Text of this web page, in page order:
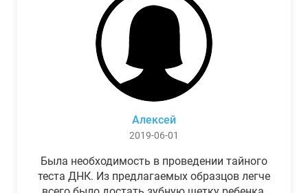
Алексей
2019-06-01
Была необходимость в проведении тайного
теста ДНК. Из предлагаемых образцов легче